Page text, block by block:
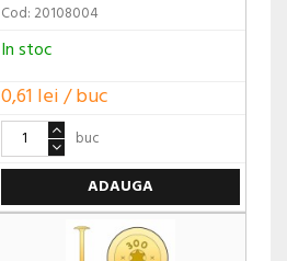
Cod: 20108004
In stoc
0,61 lei / buc
buc
ADAUGA